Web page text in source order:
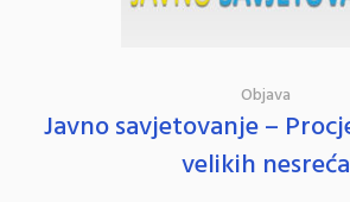
Objava
Javno savjetovanje –
velikih nesreća